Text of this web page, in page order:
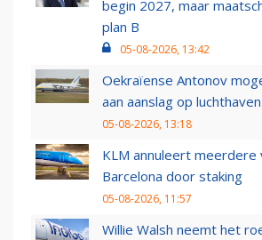
begin 2027, maar
plan B
05-08-2026, 13:42
Oekraïense Antonov
aan aanslag op
05-08-2026, 13:18
KLM annuleert meerdere
Barcelona door staking
05-08-2026, 11:57
Willie Walsh neemt het